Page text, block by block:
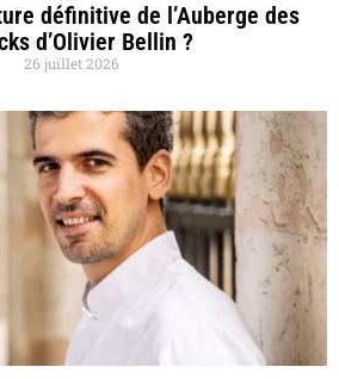
définitive de l’Auberge des
d’Olivier Bellin ?
26 juillet 2026